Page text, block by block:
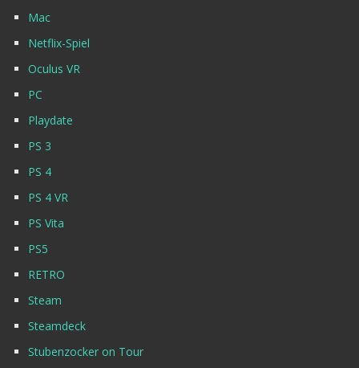
Mac
Netflix-Spiel
Oculus VR
PC
Playdate
PS 3
PS 4
PS 4 VR
PS Vita
PS5
RETRO
Steam
Steamdeck
Stubenzocker on Tour